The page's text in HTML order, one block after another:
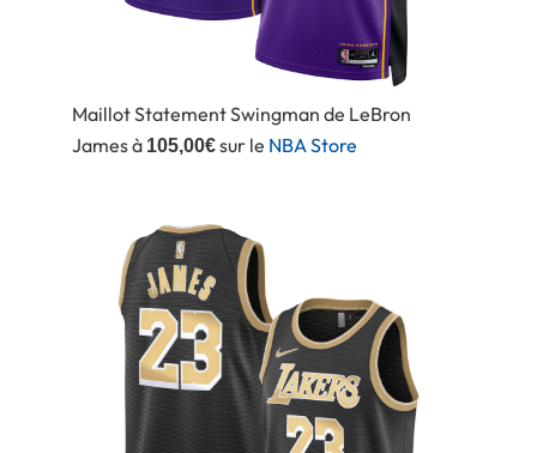
Maillot Statement Swingman de LeBron
James à 105,00€sur le NBA Store